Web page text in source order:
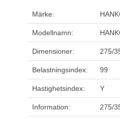
Märke:
Modellnamn:
Dimensioner: 275/
Belastningsindex: 99
Hastighetsindex: Y
Information: 275/